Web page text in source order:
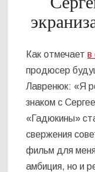
Как отмечаетв
продюсер
Лавренюк: «Я
знаком с
«Гадюкины»
свержения
фильм для
амбиция, но и